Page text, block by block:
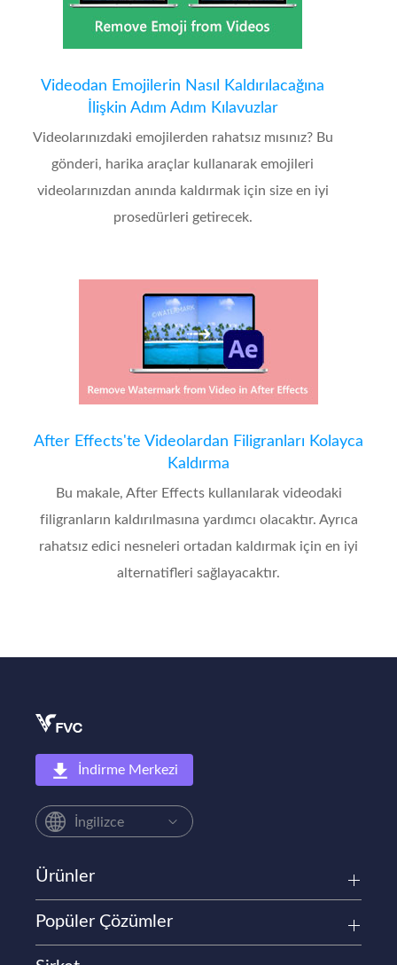
Videodan Emojilerin Nasıl Kaldırılacağına
İlişkin Adım Adım Kılavuzlar
Videolarınızdaki emojilerden rahatsız mısınız? Bu
gönderi, harika araçlar kullanarak emojileri
videolarınızdan anında kaldırmak için size en iyi
prosedürleri getirecek.
After Effects'te Videolardan Filigranları Kolayca
Kaldırma
Bu makale, After Effects kullanılarak videodaki
filigranların kaldırılmasına yardımcı olacaktır. Ayrıca
rahatsız edici nesneleri ortadan kaldırmak için en iyi
alternatifleri sağlayacaktır.
İndirme Merkezi
İngilizce
Ürünler
Popüler Çözümler